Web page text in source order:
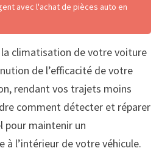
avec l'achat de pièces auto en
la climatisation de votre voiture
de l’efficacité de votre
rendant vos trajets moins
comment détecter et réparer
maintenir un
à l’intérieur de votre véhicule.